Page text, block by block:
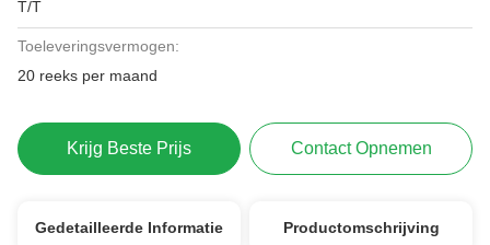
T/T
Toeleveringsvermogen:
20 reeks per maand
Krijg Beste Prijs Contact Opnemen
Gedetailleerde Informatie Productomschrijving